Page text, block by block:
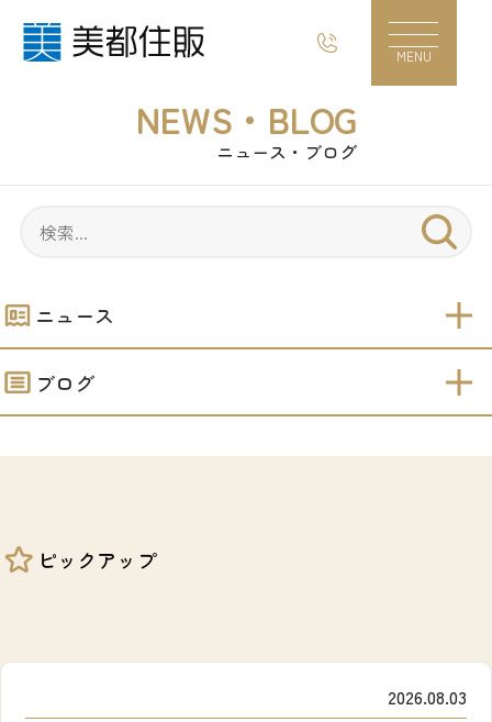
ニュース・ブログ｜キャンペーン・イベント｜
MENU
NEWS・BLOG
ニュース・ブログ
ニュース
ブログ
ピックアップ
2026.08.03